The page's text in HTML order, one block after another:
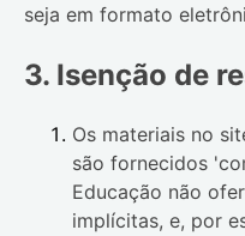
seja em formato
3. Isenção de
Os materiais no
são fornecidos
Educação não
implícitas, e, por